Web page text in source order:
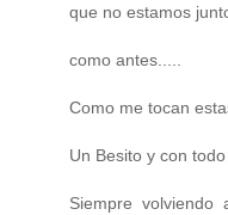
que no estamos
como antes.....
Como me tocan
Un Besito y con
Siempre